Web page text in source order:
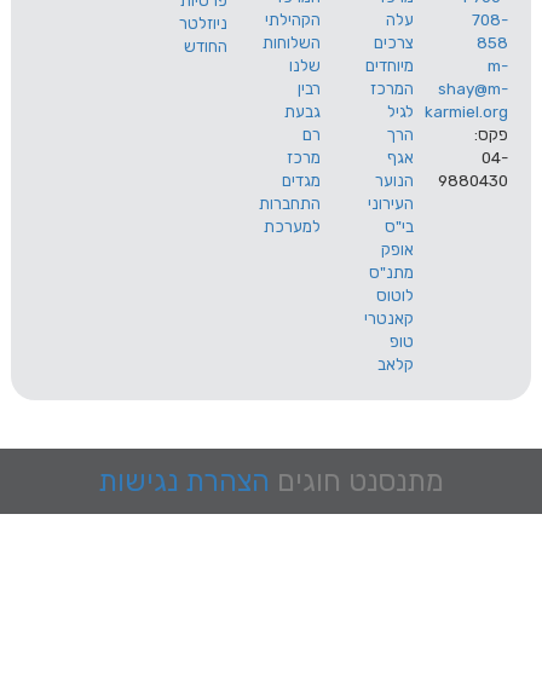
עלה
צרכים
מיוחדים
המרכז
לגיל
הרך
אגף
הנוער
הקהילתי
השלוחות
שלנו
רבין
גבעת
רם
מרכז
מגדים
התחברות
למערכת
ניוזלטר
החודש
מתנסנט חוגים הצהרת נגישות